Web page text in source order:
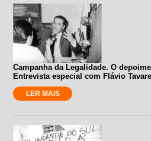
Campanha da Legalidade. O
Entrevista especial com Flávio
LER MAIS